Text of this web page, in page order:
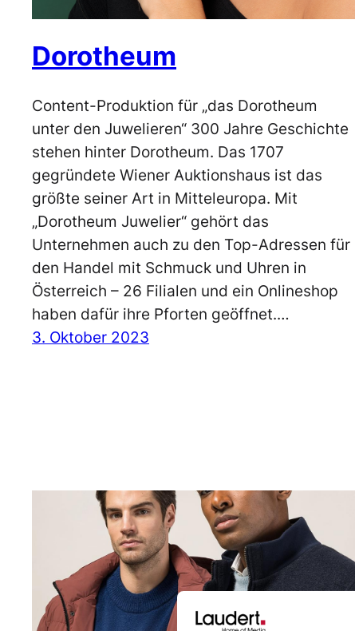
Dorotheum
Content-Produktion für „das Dorotheum
unter den Juwelieren“ 300 Jahre Geschichte
stehen hinter Dorotheum. Das 1707
gegründete Wiener Auktionshaus ist das
größte seiner Art in Mitteleuropa. Mit
„Dorotheum Juwelier“ gehört das
Unternehmen auch zu den Top-Adressen für
den Handel mit Schmuck und Uhren in
Österreich – 26 Filialen und ein Onlineshop
haben dafür ihre Pforten geöffnet.…
3. Oktober 2023